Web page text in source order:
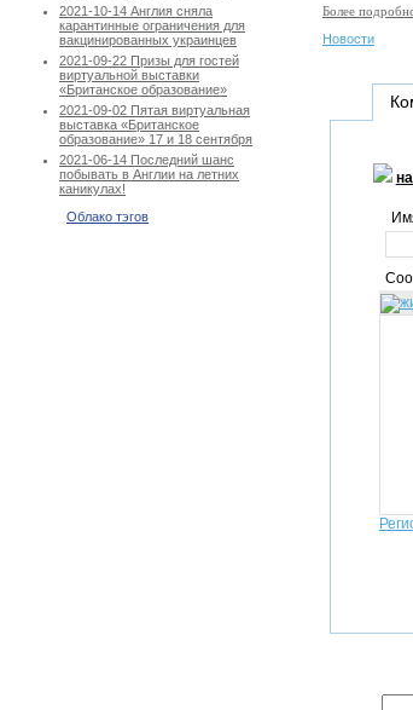
2021-10-14 Англия сняла
карантинные ограничения для
вакцинированных украинцев
2021-09-22 Призы для гостей
виртуальной выставки
«Британское образование»
2021-09-02 Пятая виртуальная
выставка «Британское
образование» 17 и 18 сентября
2021-06-14 Последний шанс
побывать в Англии на летних
каникулах!
Облако тэгов
Более
Новости